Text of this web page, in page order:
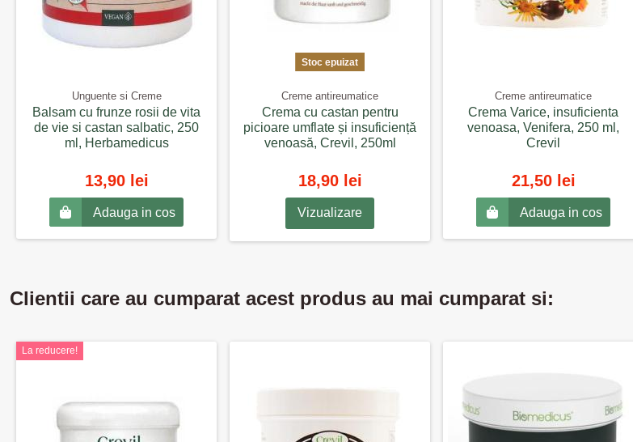
Unguente si Creme
Balsam cu frunze rosii de vita
de vie si castan salbatic, 250
ml, Herbamedicus
13,90 lei
Adauga in cos
Stoc epuizat
Creme antireumatice
Crema cu castan pentru
picioare umflate și insuficiență
venoasă, Crevil, 250ml
18,90 lei
Vizualizare
Creme antireumatice
Crema Varice, insuficienta
venoasa, Venifera, 250 ml,
Crevil
21,50 lei
Adauga in cos
Clientii care au cumparat acest produs au mai cumparat si:
La reducere!